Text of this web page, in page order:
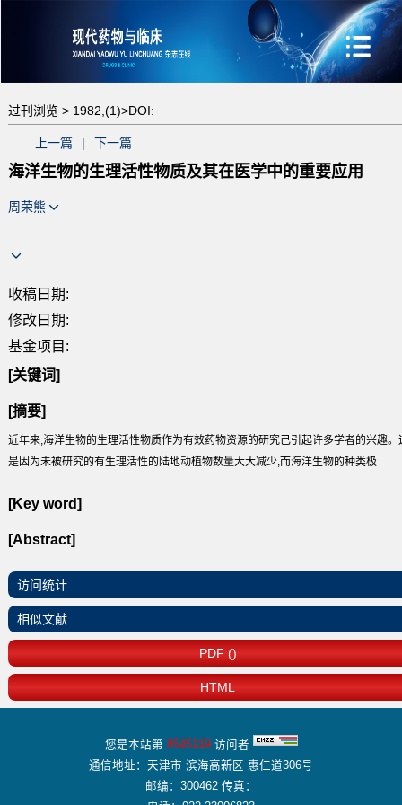
过刊浏览 > 1982,(1)>DOI:
上一篇 | 下一篇
海洋生物的生理活性物质及其在医学中的重要应用
周荣熊
收稿日期:
修改日期:
基金项目:
[关键词]
[摘要]
近年来,海洋生物的生理活性物质作为有效药物资源的研究己引起许多学者的兴趣。
是因为未被研究的有生理活性的陆地动植物数量大大减少,而海洋生物的种类极
[Key word]
[Abstract]
访问统计
相似文献
PDF ()
HTML
您是本站第 8545119访问者
通信地址：天津市 滨海高新区 惠仁道306号
邮编：300462 传真：